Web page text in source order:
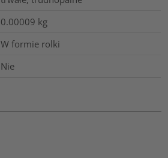
0.00009 kg
W formie rolki
Nie